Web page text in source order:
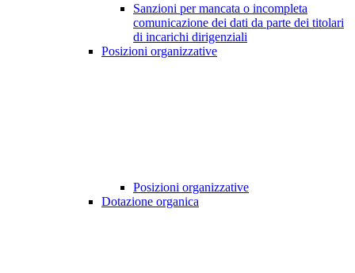
Sanzioni per mancata o incompleta
comunicazione dei dati da parte dei titolari
di incarichi dirigenziali
Posizioni organizzative
Posizioni organizzative
Dotazione organica